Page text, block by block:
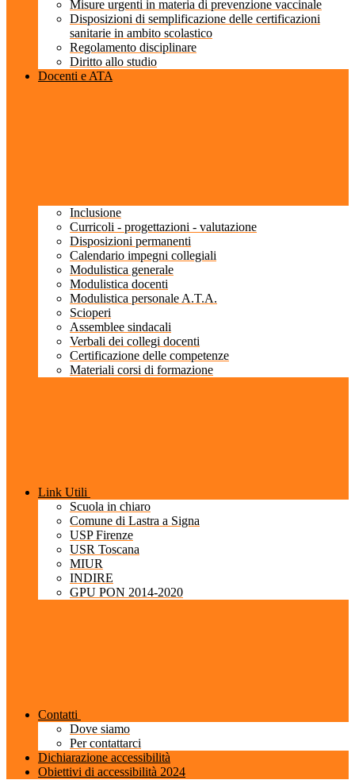
Misure urgenti in materia di prevenzione vaccinale
Disposizioni di semplificazione delle certificazioni
sanitarie in ambito scolastico
Regolamento disciplinare
Diritto allo studio
Docenti e ATA
Inclusione
Curricoli - progettazioni - valutazione
Disposizioni permanenti
Calendario impegni collegiali
Modulistica generale
Modulistica docenti
Modulistica personale A.T.A.
Scioperi
Assemblee sindacali
Verbali dei collegi docenti
Certificazione delle competenze
Materiali corsi di formazione
Link Utili
Scuola in chiaro
Comune di Lastra a Signa
USP Firenze
USR Toscana
MIUR
INDIRE
GPU PON 2014-2020
Contatti
Dove siamo
Per contattarci
Dichiarazione accessibilità
Obiettivi di accessibilità 2024